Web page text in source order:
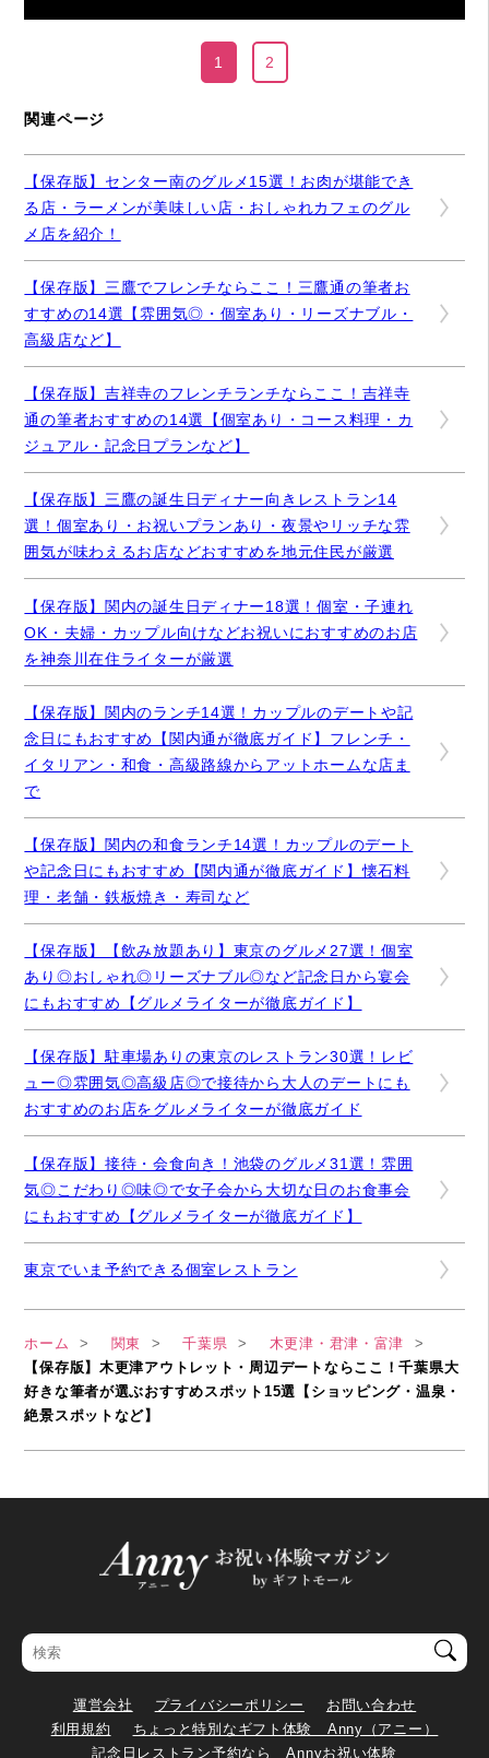
1 2
関連ページ
【保存版】センター南のグルメ15選！お肉が堪能でき
る店・ラーメンが美味しい店・おしゃれカフェのグル
メ店を紹介！
【保存版】三鷹でフレンチならここ！三鷹通の筆者お
すすめの14選【雰囲気◎・個室あり・リーズナブル・
高級店など】
【保存版】吉祥寺のフレンチランチならここ！吉祥寺
通の筆者おすすめの14選【個室あり・コース料理・カ
ジュアル・記念日プランなど】
【保存版】三鷹の誕生日ディナー向きレストラン14
選！個室あり・お祝いプランあり・夜景やリッチな雰
囲気が味わえるお店などおすすめを地元住民が厳選
【保存版】関内の誕生日ディナー18選！個室・子連れ
OK・夫婦・カップル向けなどお祝いにおすすめのお店
を神奈川在住ライターが厳選
【保存版】関内のランチ14選！カップルのデートや記
念日にもおすすめ【関内通が徹底ガイド】フレンチ・
イタリアン・和食・高級路線からアットホームな店ま
で
【保存版】関内の和食ランチ14選！カップルのデート
や記念日にもおすすめ【関内通が徹底ガイド】懐石料
理・老舗・鉄板焼き・寿司など
【保存版】【飲み放題あり】東京のグルメ27選！個室
あり◎おしゃれ◎リーズナブル◎など記念日から宴会
にもおすすめ【グルメライターが徹底ガイド】
【保存版】駐車場ありの東京のレストラン30選！レビ
ュー◎雰囲気◎高級店◎で接待から大人のデートにも
おすすめのお店をグルメライターが徹底ガイド
【保存版】接待・会食向き！池袋のグルメ31選！雰囲
気◎こだわり◎味◎で女子会から大切な日のお食事会
にもおすすめ【グルメライターが徹底ガイド】
東京でいま予約できる個室レストラン
ホーム 関東 千葉県
木更津・君津・富津
【保存版】木更津アウトレット・周辺デートならここ！千葉県大
好きな筆者が選ぶおすすめスポット15選【ショッピング・温泉・
絶景スポットなど】
運営会社 プライバシーポリシー
お問い合わせ
利用規約
ちょっと特別なギフト体験 Anny（アニー）
記念日レストラン予約なら Annyお祝い体験